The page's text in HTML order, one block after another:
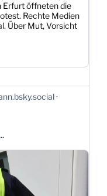
Erfurt öffneten die
Rechte Medien
Über Mut, Vorsicht